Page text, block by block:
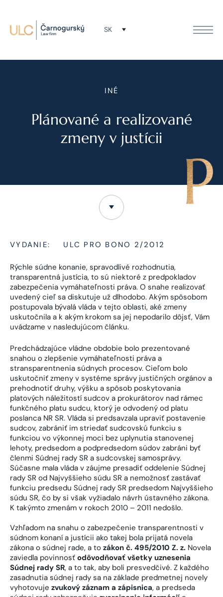
SK
INÉ
Plánované a realizované
zmeny v justícii
VYDANIE: ULC PRO BONO 2/2012
Rýchle súdne konanie, spravodlivé rozhodnutia,
transparentná justícia, to sú niektoré z predpokladov
zabezpečenia vymáhateľnosti práva. O snahe realizovať
uvedený cieľ sa diskutuje už dlhodobo. Akým spôsobom
postupovala bývalá vláda v tejto oblasti, aké zmeny
uskutočnila a k akým krokom sa jej nepodarilo dôjsť, Vám
uvádzame v nasledujúcom článku.
Predchádzajúce vládne obdobie bolo prezentované
snahou o zlepšenie vymáhateľnosti práva a
stransparentnenia súdnych procesov. Cieľom bolo
uskutočniť zmeny v systéme správy justičných orgánov a
prehodnotiť druhy, výšku a spôsob poskytovania
platových náležitostí sudcov a prokurátorov nad rámec
funkčného platu sudcu, ktorý je odvodený od platu
poslanca NR SR. Vláda si predsavzala upraviť postavenie
sudcov, zabrániť im striedať sudcovskú funkciu s
funkciou vo výkonnej moci bez uplynutia stanovenej
lehoty, predsedom a podpredsedom súdov zabráni byť
členmi Súdnej rady SR a sudcovskej samosprávy.
Súčasne mala vláda v záujme presadiť oddelenie Súdnej
rady SR od Najvyššieho súdu SR a nemožnosť zastávať
funkciu predsedu Súdnej rady SR predsedom Najvyššieho
súdu SR, čo by si však vyžiadalo návrh ústavného zákona.
K takýmto zmenám v rokoch 2010 – 2011 nedošlo.
Vzhľadom na snahu o zabezpečenie transparentnosti v
súdnom konaní a justícii ako takej bola prijatá novela
zákona o súdnej rade, a to zákon č. 495/2010 Z. z. Novela
zaviedla povinnosť odôvodňovať všetky uznesenia
Súdnej rady SR, a to tak, aby boli presvedčivé. Z každého
zasadnutia súdnej rady sa na základe predmetnej novely
vyhotovuje zvukový záznam a zápisnica, a predseda